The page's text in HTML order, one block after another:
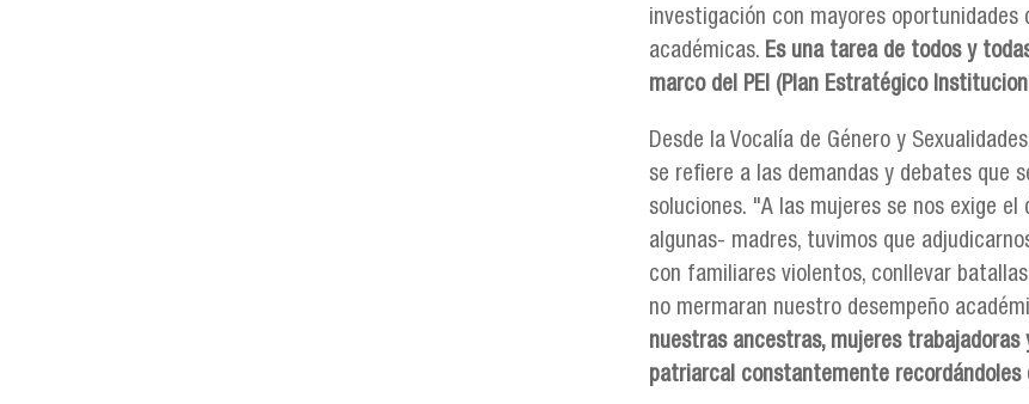
investigación con mayores
académicas. Es una tarea de todos y
marco del PEI (Plan Estratégico
Desde la Vocalía de Género y
se refiere a las demandas y debates que
soluciones. "A las mujeres se nos exige
algunas- madres, tuvimos que
con familiares violentos, conllevar
no mermaran nuestro desempeño
nuestras ancestras, mujeres
patriarcal constantemente